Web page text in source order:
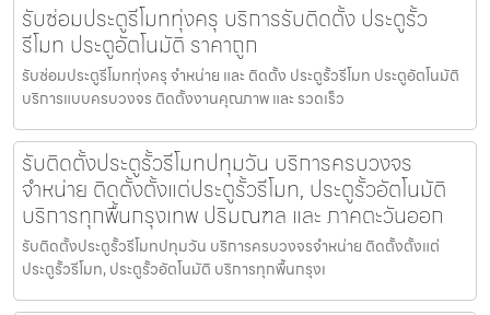
รับซ่อมประตูรีโมททุ่งครุ บริการรับติดตั้ง ประตูรั้ว
รีโมท ประตูอัตโนมัติ ราคาถูก
รับซ่อมประตูรีโมททุ่งครุ จำหน่าย และ ติดตั้ง ประตูรั้วรีโมท ประตูอัตโนมัติ
บริการแบบครบวงจร ติดตั้งงานคุณภาพ และ รวดเร็ว
รับติดตั้งประตูรั้วรีโมทปทุมวัน บริการครบวงจร
จำหน่าย ติดตั้งตั้งแต่ประตูรั้วรีโมท, ประตูรั้วอัตโนมัติ
บริการทุกพื้นกรุงเทพ ปริมณฑล และ ภาคตะวันออก
รับติดตั้งประตูรั้วรีโมทปทุมวัน บริการครบวงจรจำหน่าย ติดตั้งตั้งแต่
ประตูรั้วรีโมท, ประตูรั้วอัตโนมัติ บริการทุกพื้นกรุงเ